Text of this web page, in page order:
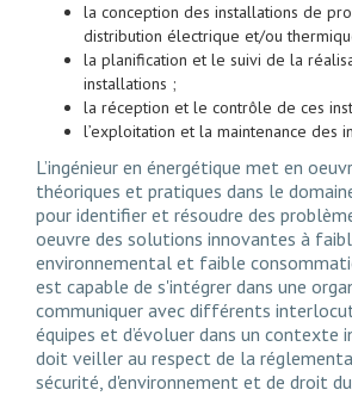
la conception des installations de
distribution électrique et/ou
la planification et le suivi de la
installations ;
la réception et le contrôle de ces
l’exploitation et la maintenance des
L’ingénieur en énergétique met en
théoriques et pratiques dans le
pour identifier et résoudre des
oeuvre des solutions innovantes à
environnemental et faible
est capable de s'intégrer dans une
communiquer avec différents
équipes et d’évoluer dans un contexte
doit veiller au respect de la
sécurité, d'environnement et de droit